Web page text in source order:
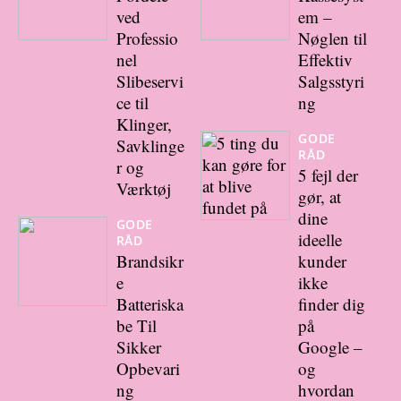
ved
Professio
nel
Slibeservi
ce til
Klinger,
Savklinge
r og
Værktøj
GODE
RÅD
Brandsikr
e
Batteriska
be Til
Sikker
Opbevari
ng
em –
Nøglen til
Effektiv
Salgsstyri
ng
GODE
RÅD
5 fejl der
gør, at
dine
ideelle
kunder
ikke
finder dig
på
Google –
og
hvordan